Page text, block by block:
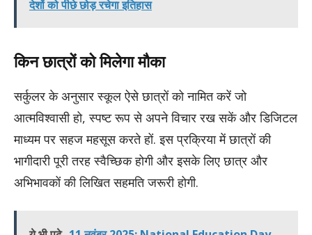
देशों को पीछे छोड़ रचेगा इतिहास
किन छात्रों को मिलेगा मौका
सर्कुलर के अनुसार स्कूल ऐसे छात्रों को नामित करें जो
आत्मविश्वासी हो, स्पष्ट रूप से अपने विचार रख सकें और डिजिटल
माध्यम पर सहज महसूस करते हों. इस प्रक्रिया में छात्रों की
भागीदारी पूरी तरह स्वैच्छिक होगी और इसके लिए छात्र और
अभिभावकों की लिखित सहमति जरूरी होगी.